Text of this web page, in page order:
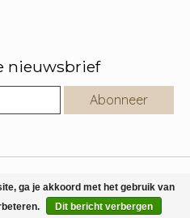
nieuwsbrief
Abonneer
ga je akkoord met het gebruik van
Dit bericht verbergen